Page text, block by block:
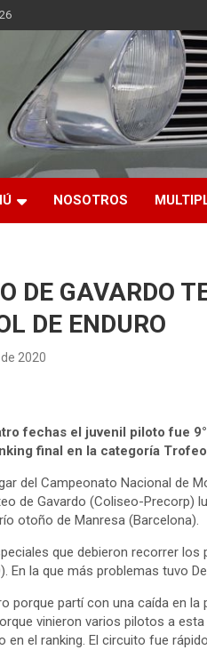
audiovisual para el sector
NOSOTROS
DE GAVARDO
DE ENDURO
2020
fechas el juvenil piloto fue
final en la categoría
del Campeonato Nacional de
de Gavardo (Coliseo-Precorp)
otoño de Manresa (Barcelona).
que debieron recorrer
En la que más problemas tuvo
porque partí con una caída en
vinieron varios pilotos a
en el ranking. El circuito fue